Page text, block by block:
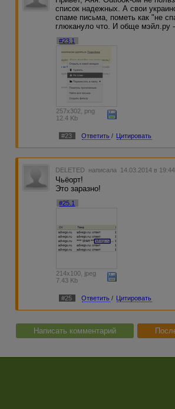
список надежных. А свои
спаме письма, пометь как "не
глюкануло что. И обще мэйл.ру
#23.1
257x302, png
12.4 Kb
#23 Ответить / Цитировать
DELETED написала 14.03.2014 в 19:44
Чьёорт!
Это заразно!
#25.1
214x100, jpeg
7.43 Kb
#25 Ответить / Цитировать
Написать комментарий